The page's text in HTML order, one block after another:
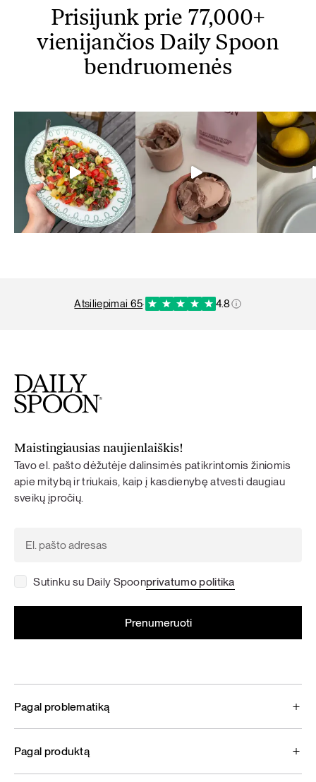
Prisijunk prie 77,000+
vienijančios Daily Spoon
bendruomenės
atsiliepimai 65· 4.8
Maistingiausias naujienlaiškis!
Tavo el. pašto dėžutėje dalinsimės patikrintomis žiniomis
apie mitybą ir triukais, kaip į kasdienybę atvesti daugiau
sveikų įpročių.
Sutinku su Daily Spoonprivatumo politika
Pagal problematiką
Pagal produktą